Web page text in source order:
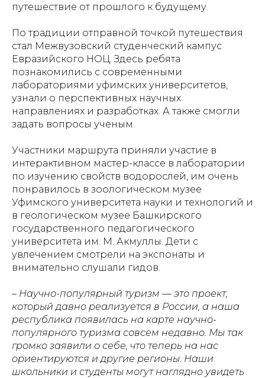
путешествие от прошлого к будущему.
По традиции отправной точкой путешествия
стал Межвузовский студенческий кампус
Евразийского НОЦ. Здесь ребята
познакомились с современными
лабораториями уфимских университетов,
узнали о перспективных научных
направлениях и разработках. А также смогли
задать вопросы ученым.
Участники маршрута приняли участие в
интерактивном мастер-классе в лаборатории
по изучению свойств водорослей, им очень
понравилось в зоологическом музее
Уфимского университета науки и технологий и
в геологическом музее Башкирского
государственного педагогического
университета им. М. Акмуллы. Дети с
увлечением смотрели на экспонаты и
внимательно слушали гидов.
– Научно-популярный туризм — это проект,
который давно реализуется в России, а наша
республика появилась на карте научно-
популярного туризма совсем недавно. Мы так
громко заявили о себе, что теперь на нас
ориентируются и другие регионы. Наши
школьники и студенты могут наглядно увидеть